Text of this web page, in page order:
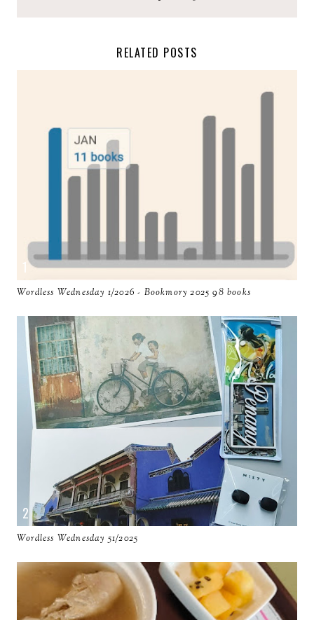
RELATED POSTS
Wordless Wednesday 1/2026 - Bookmory 2025 98 books
Wordless Wednesday 51/2025